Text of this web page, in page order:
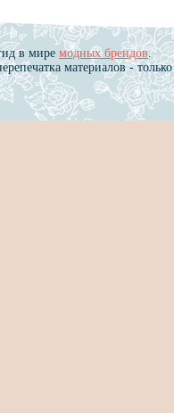
в мире модных брендов.
материалов - только